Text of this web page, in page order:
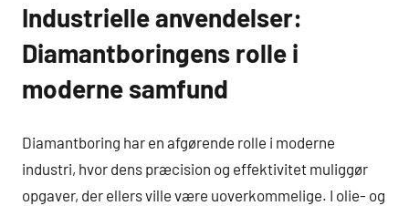
Industrielle anvendelser:
Diamantboringens rolle i
moderne samfund
Diamantboring har en afgørende rolle i moderne
industri, hvor dens præcision og effektivitet muliggør
opgaver, der ellers ville være uoverkommelige. I olie- og